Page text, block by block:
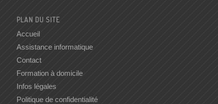
PLAN DU SITE
Accueil
Assistance informatique
Contact
Formation à domicile
Infos légales
Politique de confidentialité